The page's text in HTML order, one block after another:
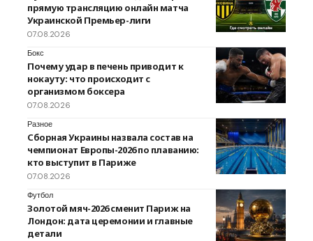
прямую трансляцию онлайн матча
Украинской Премьер-лиги
07.08.2026
Бокс
Почему удар в печень приводит к
нокауту: что происходит с
организмом боксера
07.08.2026
Разное
Сборная Украины назвала состав на
чемпионат Европы-2026 по плаванию:
кто выступит в Париже
07.08.2026
Футбол
Золотой мяч-2026 сменит Париж на
Лондон: дата церемонии и главные
детали